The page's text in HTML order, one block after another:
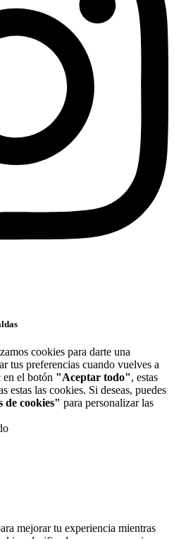
cookies para darte una
tus preferencias cuando vuelves a
el botón "Aceptar todo", estas
estas las cookies. Si deseas, puedes
de cookies" para personalizar las
mejorar tu experiencia mientras